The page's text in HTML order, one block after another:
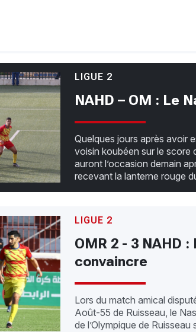
LIGUE 2
NAHD – OM : Le
Quelques jours après avoir
voisin koubéen sur le score
auront l’occasion demain
recevant la lanterne rouge
LIGUE 2
OMR 2 - 3 NAHD
convaincre
Lors du match amical
Août-55 de Ruisseau, le
de l’Olympique de